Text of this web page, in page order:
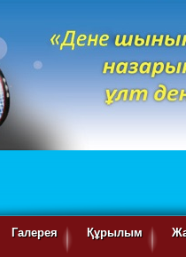
Галерея Құрылым